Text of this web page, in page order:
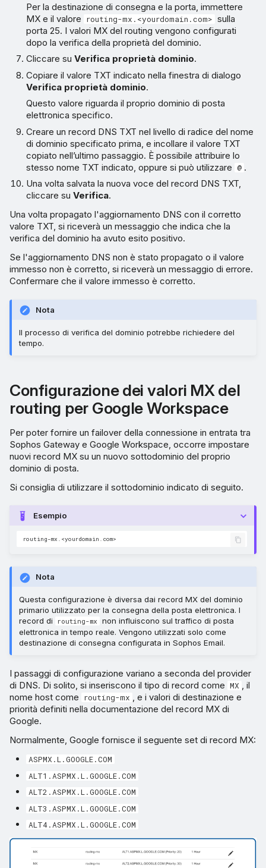
Per la destinazione di consegna e la porta, immettere
MX e il valore
routing-mx.<yourdomain.com> sulla
porta 25. I valori MX del routing vengono configurati
dopo la verifica della proprietà del dominio.
Cliccare suVerifica proprietà dominio.
Copiare il valore TXT indicato nella finestra di dialogo
Verifica proprietà dominio.
Questo valore riguarda il proprio dominio di posta
elettronica specifico.
Creare un record DNS TXT nel livello di radice del nome
di dominio specificato prima, e incollare il valore TXT
copiato nell’ultimo passaggio. È possibile attribuire lo
stesso nome TXT indicato, oppure si può utilizzare @ .
Una volta salvata la nuova voce del record DNS TXT,
cliccare suVerifica.
Una volta propagato l'aggiornamento DNS con il corretto
valore TXT, si riceverà un messaggio che indica che la
verifica del dominio ha avuto esito positivo.
Se l'aggiornamento DNS non è stato propagato o il valore
immesso non è corretto, si riceverà un messaggio di errore.
Confermare che il valore immesso è corretto.
Nota
Il processo di verifica del dominio potrebbe richiedere del
tempo.
Configurazione dei valori MX del
routing per Google Workspace
Per poter fornire un failover della connessione in entrata tra
Sophos Gateway e Google Workspace, occorre impostare
nuovi record MX su un nuovo sottodominio del proprio
dominio di posta.
Si consiglia di utilizzare il sottodominio indicato di seguito.
Esempio
Nota
Questa configurazione è diversa dai record MX del dominio
primario utilizzato per la consegna della posta elettronica. I
record di
routing-mx non influiscono sul traffico di posta
elettronica in tempo reale. Vengono utilizzati solo come
destinazione di consegna configurata in Sophos Email.
I passaggi di configurazione variano a seconda del provider
di DNS. Di solito, si inseriscono il tipo di record come MX , il
nome host come
routing-mx , e i valori di destinazione e
priorità definiti nella documentazione del record MX di
Google.
Normalmente, Google fornisce il seguente set di record MX:
ASPMX.L.GOOGLE.COM
ALT1.ASPMX.L.GOOGLE.COM
ALT2.ASPMX.L.GOOGLE.COM
ALT3.ASPMX.L.GOOGLE.COM
ALT4.ASPMX.L.GOOGLE.COM